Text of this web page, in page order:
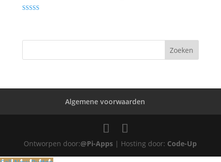
Algemene voorwaarden
Ontworpen door:@Pi-Apps | Hosting door: Code-Up